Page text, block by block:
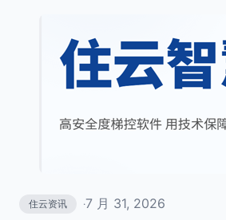
住云资讯 ·7 月 31, 2026